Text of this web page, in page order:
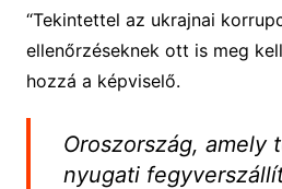
“Tekintettel az ukrajnai
ellenőrzéseknek ott is meg
hozzá a képviselő.
Oroszország, amely
nyugati